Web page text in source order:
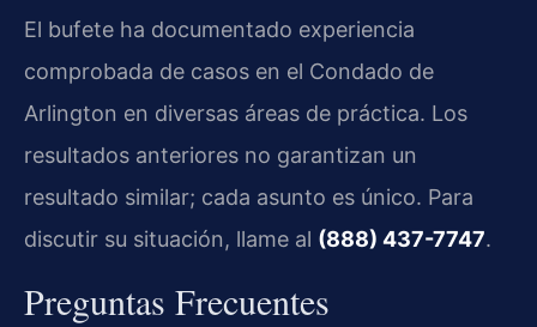
El bufete ha documentado experiencia
comprobada de casos en el Condado de
Arlington en diversas áreas de práctica. Los
resultados anteriores no garantizan un
resultado similar; cada asunto es único. Para
discutir su situación, llame al (888) 437-7747.
Preguntas Frecuentes